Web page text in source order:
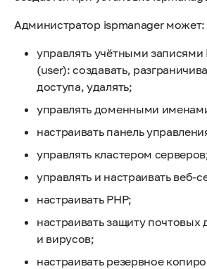
Администратор ispmanager может:
управлять учётными записями
(user): создавать,
доступа, удалять;
управлять доменными
настраивать панель
управлять кластером
управлять и настраивать веб-
настраивать PHP;
настраивать защиту почтовых
и вирусов;
настраивать резервное